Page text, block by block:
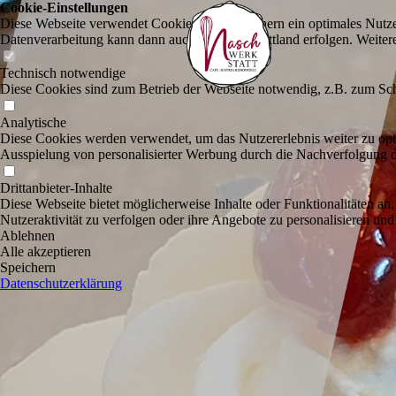
Cookie-Einstellungen
Diese Webseite verwendet Cookies, um Besuchern ein optimales
Datenverarbeitung kann dann auch in einem Drittland erfolgen.
Technisch notwendige
Diese Cookies sind zum Betrieb der Webseite notwendig, z.B. zum
Analytische
Diese Cookies werden verwendet, um das Nutzererlebnis weiter zu
Ausspielung von personalisierter Werbung durch die Nachverfolgung
Drittanbieter-Inhalte
Diese Webseite bietet möglicherweise Inhalte oder Funktionalitäten
Nutzeraktivität zu verfolgen oder ihre Angebote zu personalisieren
Ablehnen
Alle akzeptieren
Speichern
Datenschutzerklärung